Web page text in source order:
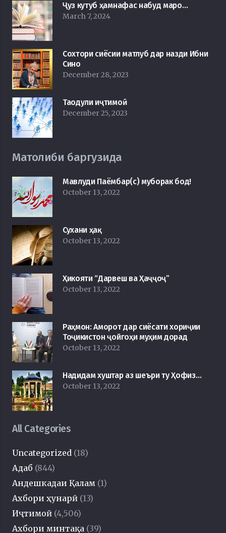
Ҷуз кутуб ҳамнафас набуд маро…
March 7, 2024
Сохтори сиёсии матлуб дар назди Ибни
Сино
December 28, 2023
Таодули иҷтимоӣ
December 25, 2023
Матолиби баргузида
Мавлуди Паёмбар(с) муборак бод!
October 13, 2022
Сухани ҳақ
October 13, 2022
Ҳикояти “Дарвеш ва Ҳаҷҷоҷ”
October 13, 2022
Раҳмон: Аморот дар сиёсати хориҷии
Тоҷикистон ҷойгоҳи муҳим дорад
October 13, 2022
Надидам хуштар аз шеъри ту Ҳофиз…
October 13, 2022
All Categories
Uncategorized (18)
Адаб (844)
Андешкадаи Қалам (1)
Ахбори ҳунарӣ (13)
Иҷтимоӣ (4,506)
Ахбори минтақа (39)